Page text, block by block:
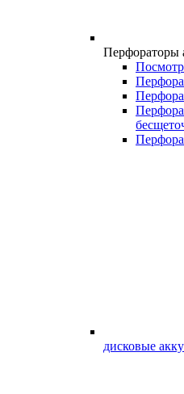
Перфораторы
дисковые